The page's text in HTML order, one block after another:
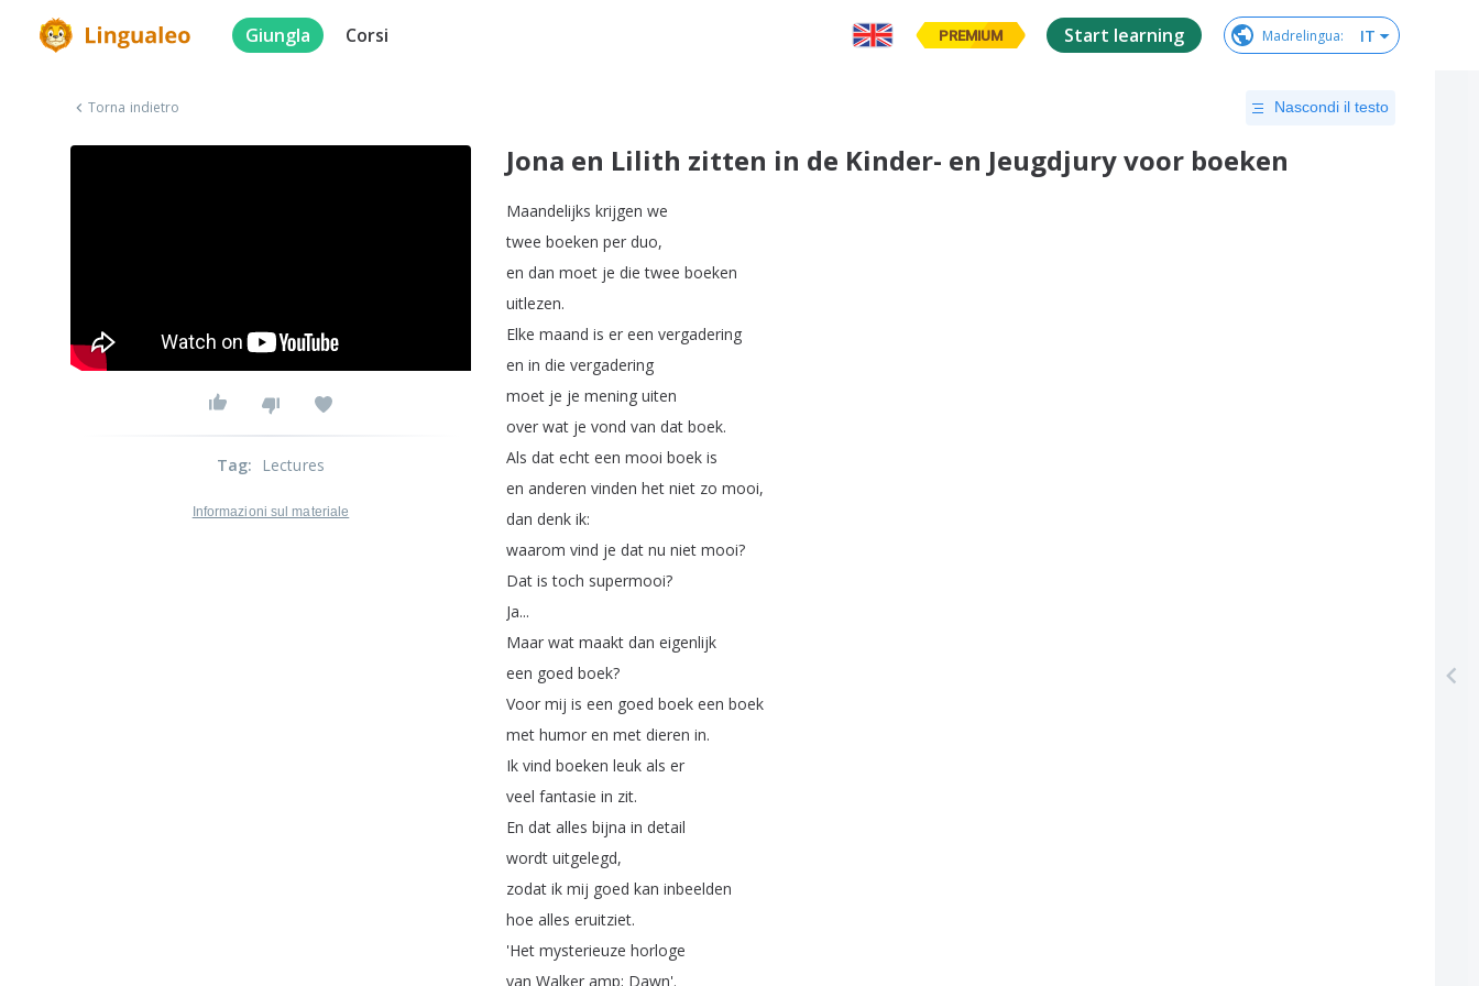
Giungla Corsi PREMIUM Start learning Madrelingua: IT
Torna indietro Nascondi il testo
Jona en Lilith zitten in de Kinder- en Jeugdjury voor boeken
Maandelijks krijgen we
twee boeken per duo,
en dan moet je die twee boeken
uitlezen.
Elke maand is er een vergadering
en in die vergadering
moet je je mening uiten
over wat je vond van dat boek.
Als dat echt een mooi boek is
en anderen vinden het niet zo mooi,
dan denk ik:
waarom vind je dat nu niet mooi?
Dat is toch supermooi?
Ja...
Maar wat maakt dan eigenlijk
een goed boek?
Voor mij is een goed boek een boek
met humor en met dieren in.
Ik vind boeken leuk als er
veel fantasie in zit.
En dat alles bijna in detail
wordt uitgelegd,
zodat ik mij goed kan inbeelden
hoe alles eruitziet.
'Het mysterieuze horloge
van Walker amp; Dawn'.
Tag: Lectures
Informazioni sul materiale